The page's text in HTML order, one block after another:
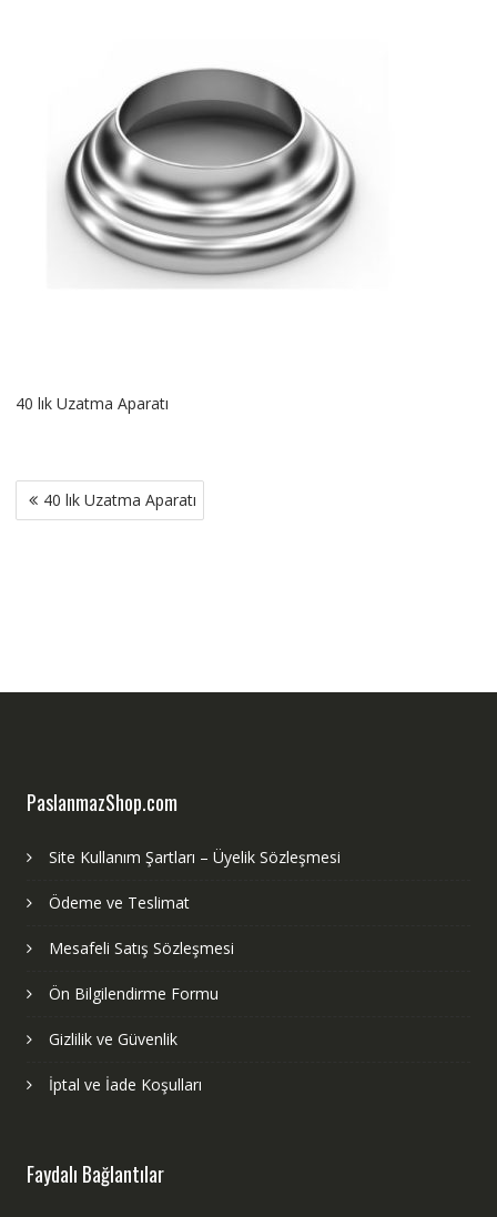
40 lık Uzatma Aparatı
Yazı
gezinmesi
40 lık Uzatma Aparatı
PaslanmazShop.com
Site Kullanım Şartları – Üyelik Sözleşmesi
Ödeme ve Teslimat
Mesafeli Satış Sözleşmesi
Ön Bilgilendirme Formu
Gizlilik ve Güvenlik
İptal ve İade Koşulları
Faydalı Bağlantılar